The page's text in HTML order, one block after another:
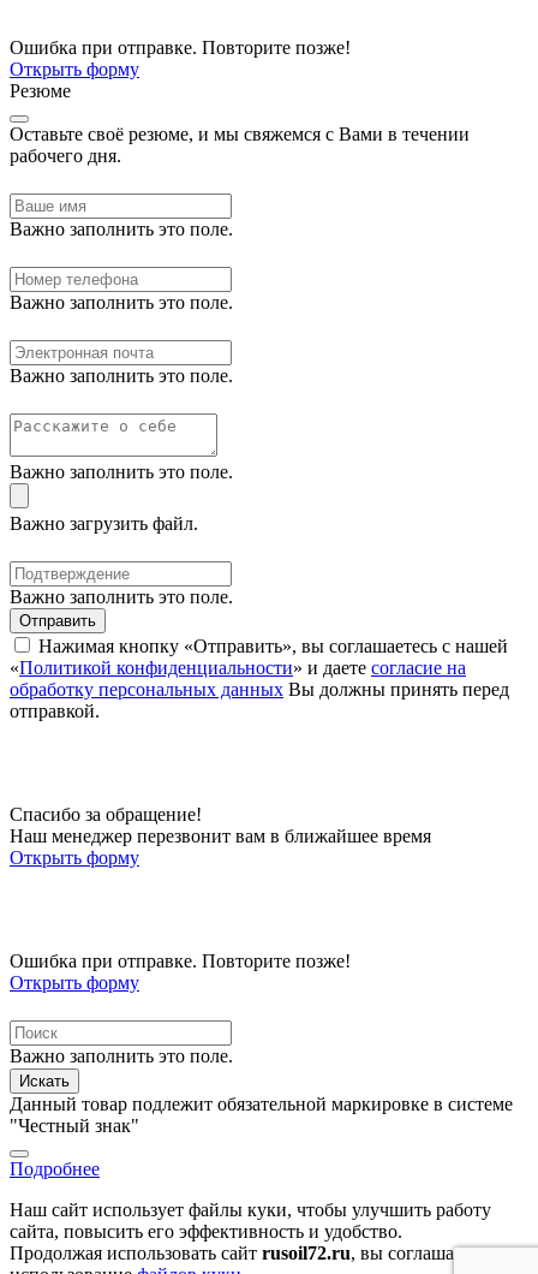
Ошибка при отправке. Повторите позже!
Открыть форму
Резюме
Оставьте своё резюме, и мы свяжемся с Вами в течении
рабочего дня.
Важно заполнить это поле.
Важно заполнить это поле.
Важно заполнить это поле.
Важно заполнить это поле.
Важно загрузить файл.
Важно заполнить это поле.
Отправить
Нажимая кнопку «Отправить», вы соглашаетесь с нашей
«Политикой конфиденциальности» и даете согласие на
обработку персональных данных Вы должны принять перед
отправкой.
Спасибо за обращение!
Наш менеджер перезвонит вам в ближайшее время
Открыть форму
Ошибка при отправке. Повторите позже!
Открыть форму
Важно заполнить это поле.
Искать
Данный товар подлежит обязательной маркировке в системе
"Честный знак"
Подробнее
Наш сайт использует файлы куки, чтобы улучшить работу
сайта, повысить его эффективность и удобство.
Продолжая использовать сайт rusoil72.ru, вы соглашаетесь на